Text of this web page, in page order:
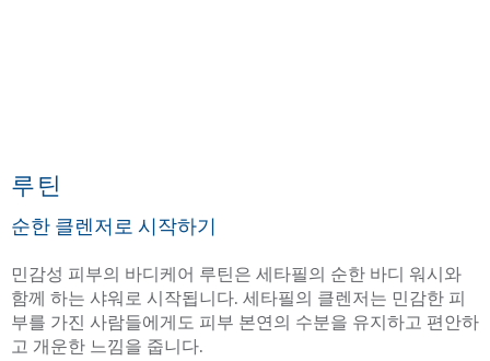
루틴
순한 클렌저로 시작하기
민감성 피부의 바디케어 루틴은 세타필의 순한 바디 워시와
함께 하는 샤워로 시작됩니다. 세타필의 클렌저는 민감한 피
부를 가진 사람들에게도 피부 본연의 수분을 유지하고 편안하
고 개운한 느낌을 줍니다.